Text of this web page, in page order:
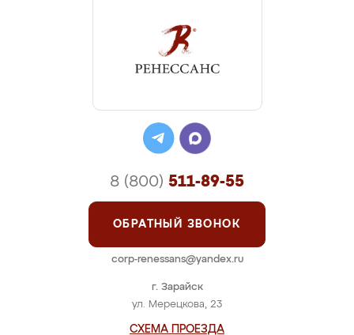
г. Зарайск
ул. Мерецкова, 23
СХЕМА ПРОЕЗДА
8 (800) 511-89-55
ОБРАТНЫЙ ЗВОНОК
corp-renessans@yandex.ru